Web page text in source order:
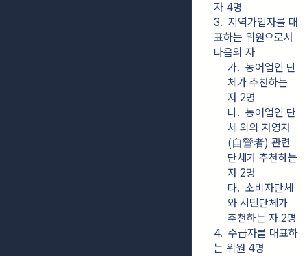
자 4명
3.  지역가입자를 대
표하는 위원으로서
다음의 자
가.  농어업인 단
체가 추천하는
자 2명
나.  농어업인 단
체 외의 자영자
(自營者) 관련
단체가 추천하는
자 2명
다.  소비자단체
와 시민단체가
추천하는 자 2명
4.  수급자를 대표하
는 위원 4명